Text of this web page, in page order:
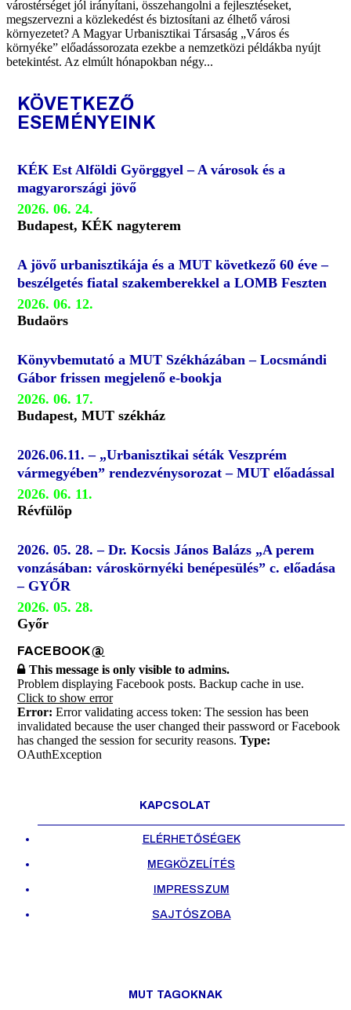
várostérséget jól irányítani, összehangolni a fejlesztéseket,
megszervezni a közlekedést és biztosítani az élhető városi
környezetet? A Magyar Urbanisztikai Társaság „Város és
környéke” előadássorozata ezekbe a nemzetközi példákba nyújt
betekintést. Az elmúlt hónapokban négy...
KÖVETKEZŐ
ESEMÉNYEINK
KÉK Est Alföldi Györggyel – A városok és a
magyarországi jövő
2026. 06. 24.
Budapest, KÉK nagyterem
A jövő urbanisztikája és a MUT következő 60 éve –
beszélgetés fiatal szakemberekkel a LOMB Feszten
2026. 06. 12.
Budaörs
Könyvbemutató a MUT Székházában – Locsmándi
Gábor frissen megjelenő e-bookja
2026. 06. 17.
Budapest, MUT székház
2026.06.11. – „Urbanisztikai séták Veszprém
vármegyében” rendezvénysorozat – MUT előadással
2026. 06. 11.
Révfülöp
2026. 05. 28. – Dr. Kocsis János Balázs „A perem
vonzásában: városkörnyéki benépesülés” c. előadása
– GYŐR
2026. 05. 28.
Győr
FACEBOOK@
This message is only visible to admins.
Problem displaying Facebook posts. Backup cache in use.
Click to show error
Error: Error validating access token: The session has been
invalidated because the user changed their password or Facebook
has changed the session for security reasons. Type:
OAuthException
KAPCSOLAT
ELÉRHETŐSÉGEK
MEGKÖZELÍTÉS
IMPRESSZUM
SAJTÓSZOBA
MUT TAGOKNAK